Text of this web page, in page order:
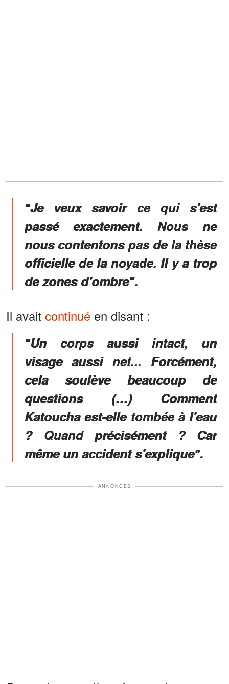
ʺJe veux savoir ce qui s'est
passé exactement. Nous ne
nous contentons pas de la thèse
officielle de la noyade. Il y a trop
de zones d'ombreʺ.
Il avait continué en disant :
ʺUn corps aussi intact, un
visage aussi net... Forcément,
cela soulève beaucoup de
questions (…) Comment
Katoucha est-elle tombée à l'eau
? Quand précisément ? Car
même un accident s'expliqueʺ.
ANNONCES